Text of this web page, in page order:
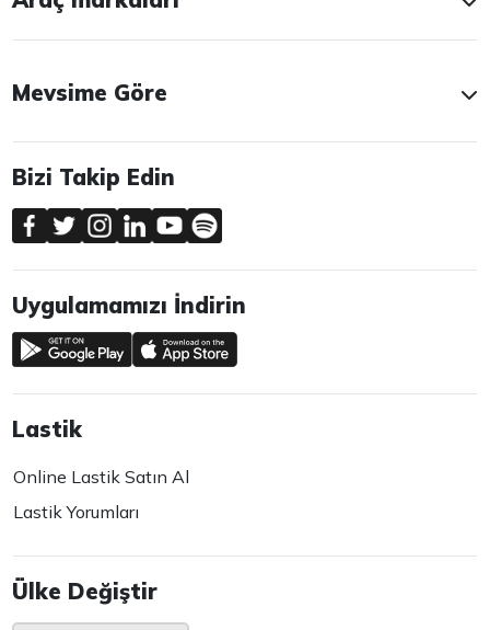
Mevsime Göre
Bizi Takip Edin
Uygulamamızı İndirin
Lastik
Online Lastik Satın Al
Lastik Yorumları
Ülke Değiştir